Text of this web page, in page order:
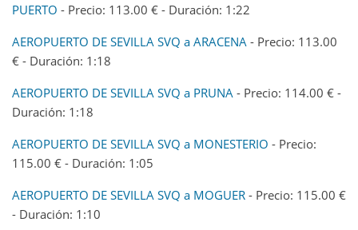
PUERTO - Precio: 113.00 € - Duración: 1:22
AEROPUERTO DE SEVILLA SVQ a ARACENA - Precio: 113.00
€ - Duración: 1:18
AEROPUERTO DE SEVILLA SVQ a PRUNA - Precio: 114.00 € -
Duración: 1:18
AEROPUERTO DE SEVILLA SVQ a MONESTERIO - Precio:
115.00 € - Duración: 1:05
AEROPUERTO DE SEVILLA SVQ a MOGUER - Precio: 115.00 €
- Duración: 1:10